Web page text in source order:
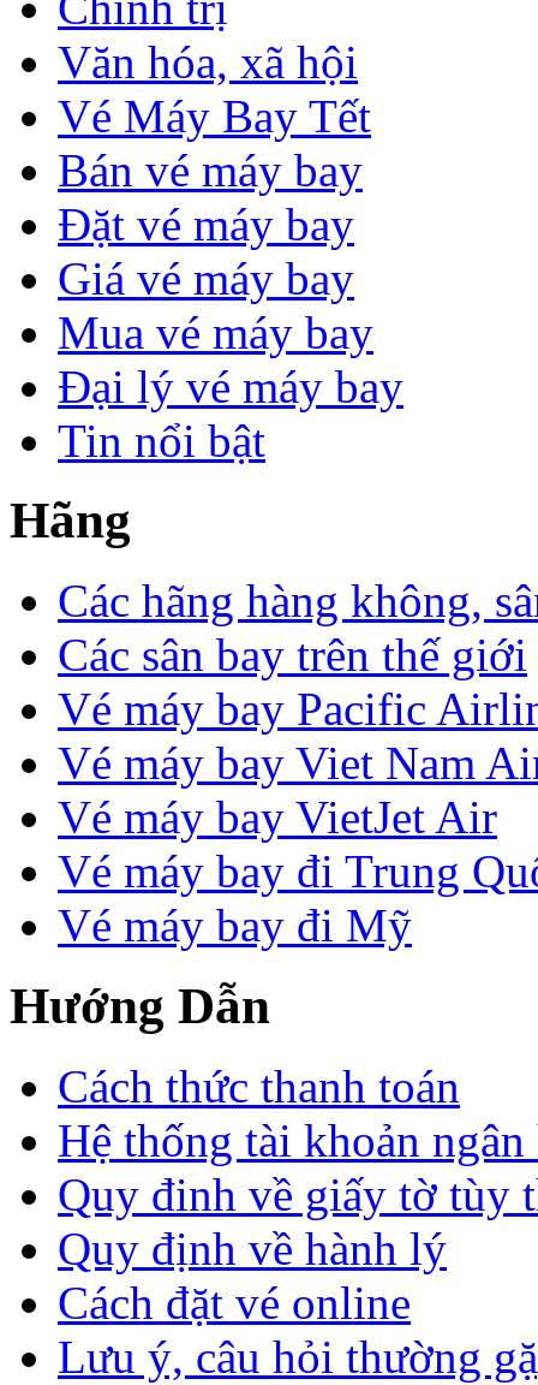
Văn hóa, xã hội
Vé Máy Bay Tết
Bán vé máy bay
Đặt vé máy bay
Giá vé máy bay
Mua vé máy bay
Đại lý vé máy bay
Tin nổi bật
Hãng
Các hãng hàng không,
Các sân bay trên thế giới
Vé máy bay Pacific
Vé máy bay Viet Nam
Vé máy bay VietJet Air
Vé máy bay đi Trung
Vé máy bay đi Mỹ
Hướng Dẫn
Cách thức thanh toán
Hệ thống tài khoản ngân
Quy đinh về giấy tờ tùy
Quy định về hành lý
Cách đặt vé online
Lưu ý, câu hỏi thường